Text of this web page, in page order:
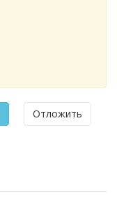
Отложить